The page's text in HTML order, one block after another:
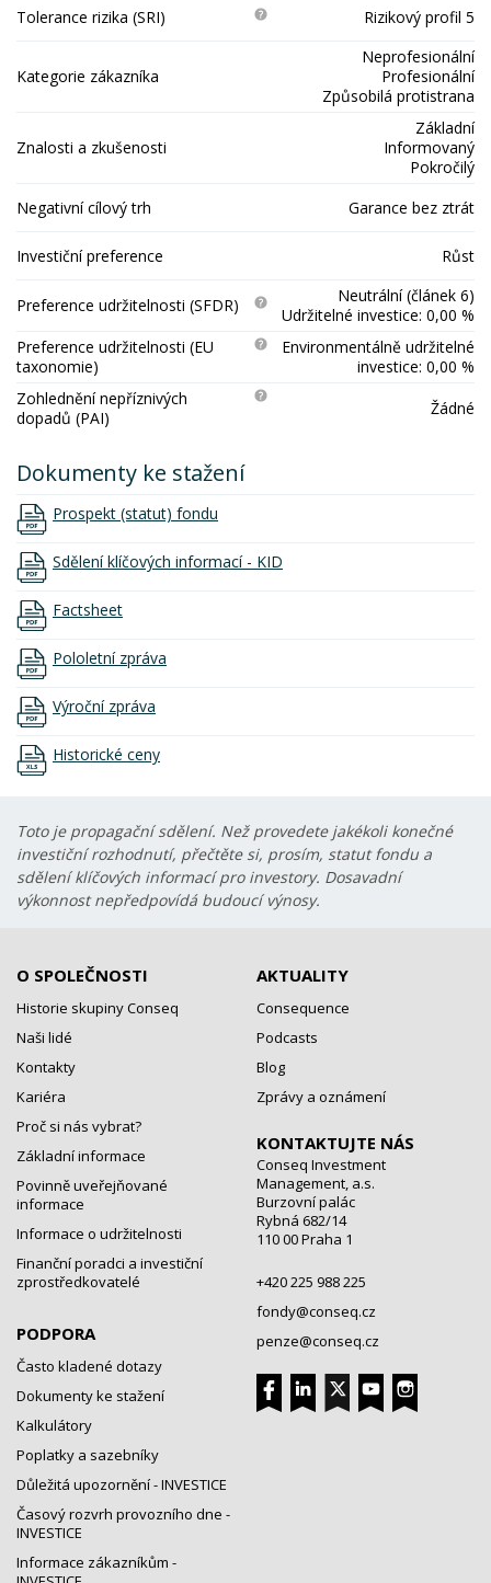
Tolerance rizika (SRI)
Rizikový profil 5
Kategorie zákazníka
Neprofesionální
Profesionální
Způsobilá protistrana
Znalosti a zkušenosti
Základní
Informovaný
Pokročilý
Negativní cílový trh
Garance bez ztrát
Investiční preference Růst
Preference udržitelnosti (SFDR)
Neutrální (článek 6)
Udržitelné investice: 0,00 %
Preference udržitelnosti (EU
taxonomie)
Environmentálně udržitelné
investice: 0,00 %
Zohlednění nepříznivých
dopadů (PAI)
Žádné
Dokumenty ke stažení
Prospekt (statut) fondu
Sdělení klíčových informací - KID
Factsheet
Pololetní zpráva
Výroční zpráva
Historické ceny
Toto je propagační sdělení. Než provedete jakékoli konečné
investiční rozhodnutí, přečtěte si, prosím, statut fondu a
sdělení klíčových informací pro investory. Dosavadní
výkonnost nepředpovídá budoucí výnosy.
O SPOLEČNOSTI
Historie skupiny Conseq
Naši lidé
Kontakty
Kariéra
Proč si nás vybrat?
Základní informace
Povinně uveřejňované
informace
Informace o udržitelnosti
Finanční poradci a investiční
zprostředkovatelé
PODPORA
Často kladené dotazy
Dokumenty ke stažení
Kalkulátory
Poplatky a sazebníky
Důležitá upozornění - INVESTICE
Časový rozvrh provozního dne -
INVESTICE
Informace zákazníkům -
AKTUALITY
Consequence
Podcasts
Blog
Zprávy a oznámení
KONTAKTUJTE NÁS
Conseq Investment
Management, a.s.
Burzovní palác
Rybná 682/14
110 00 Praha 1
+420 225 988 225
fondy@conseq.cz
penze@conseq.cz